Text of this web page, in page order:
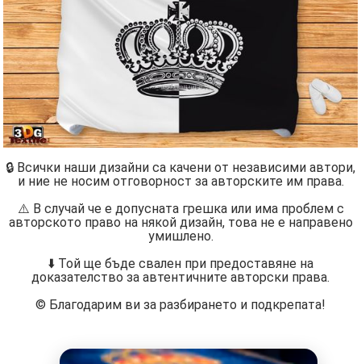
🔒 Всички наши дизайни са качени от независими автори,
и ние не носим отговорност за авторските им права.
⚠️ В случай че е допусната грешка или има проблем с
авторското право на някой дизайн, това не е направено
умишлено.
⬇️ Той ще бъде свален при предоставяне на
доказателство за автентичните авторски права.
©️ Благодарим ви за разбирането и подкрепата!